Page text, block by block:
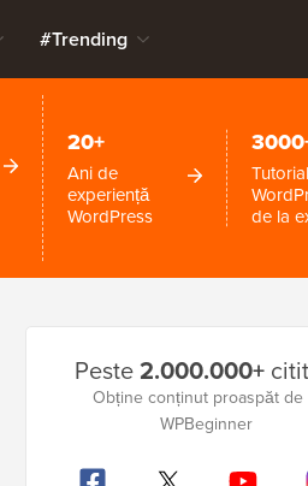
#Trending
20+
Ani de
experiență
WordPress
de la
laterală
Peste2.000.000+
Obține conținut proaspăt de
WPBeginner